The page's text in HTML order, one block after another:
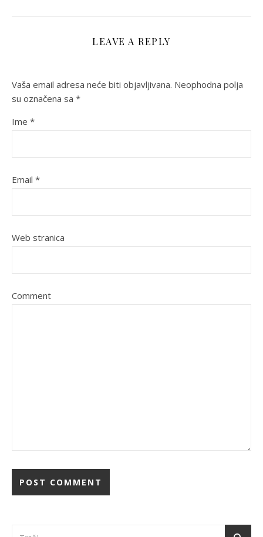
LEAVE A REPLY
Vaša email adresa neće biti objavljivana. Neophodna polja
su označena sa *
Ime *
Email *
Web stranica
Comment